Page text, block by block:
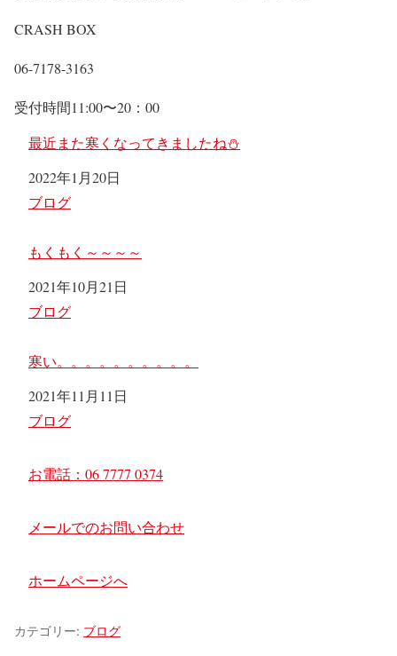
CRASH BOX
06-7178-3163
受付時間11:00〜20：00
最近また寒くなってきましたね⛄
日付
2022年1月20日
関連理由
ブログ
もくもく～～～～
日付
2021年10月21日
関連理由
ブログ
寒い。。。。。。。。。。
日付
2021年11月11日
関連理由
ブログ
お電話：06 7777 0374
メールでのお問い合わせ
ホームページへ
カテゴリー: ブログ